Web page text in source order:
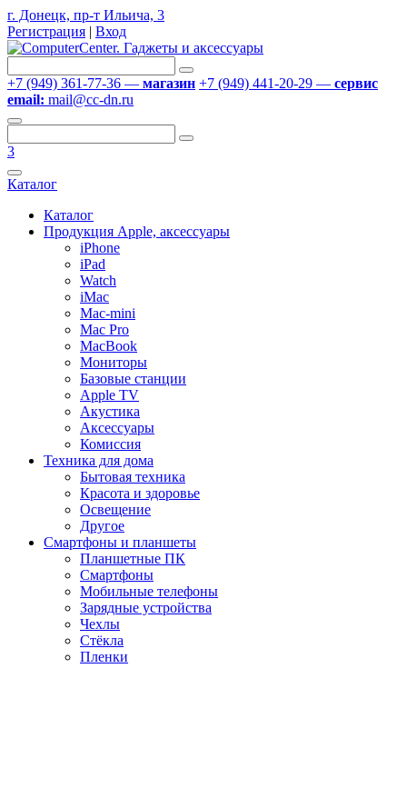
г. Донецк, пр-т Ильича, 3
Регистрация | Вход
+7 (949) 361-77-36 — магазин +7 (949) 441-20-29 — сервис
email: mail@cc-dn.ru
3
Каталог
Каталог
Продукция Apple, аксессуары
iPhone
iPad
Watch
iMac
Mac-mini
Mac Pro
MacBook
Мониторы
Базовые станции
Apple TV
Акустика
Аксессуары
Комиссия
Техника для дома
Бытовая техника
Красота и здоровье
Освещение
Другое
Смартфоны и планшеты
Планшетные ПК
Смартфоны
Мобильные телефоны
Зарядные устройства
Чехлы
Стёкла
Пленки